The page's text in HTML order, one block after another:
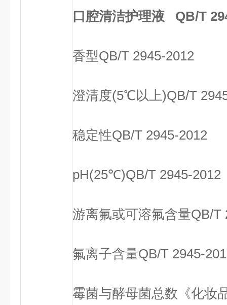
口腔清洁护理液 QB/T
香型QB/T 2945-2012
澄清度(5℃以上)QB/T
稳定性QB/T 2945-2012
pH(25℃)QB/T 2945-2012
游离氟或可溶氟含量QB/T
氟离子含量QB/T 2945-
霉菌与酵母菌总数 《化妆